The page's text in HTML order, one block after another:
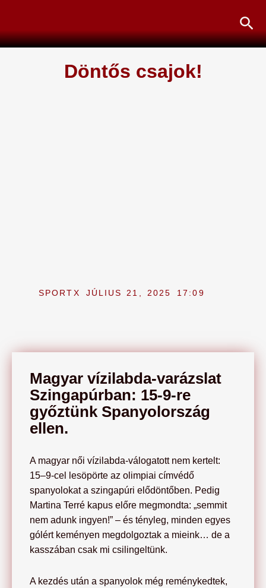
content
Döntős csajok!
SPORTX JÚLIUS 21, 2025 17:09
Magyar vízilabda-varázslat
Szingapúrban: 15-9-re
győztünk Spanyolország
ellen.
A magyar női vízilabda-válogatott nem kertelt:
15–9-cel lesöpörte az olimpiai címvédő
spanyolokat a szingapúri elődöntőben. Pedig
Martina Terré kapus előre megmondta: „semmit
nem adunk ingyen!” – és tényleg, minden egyes
gólért keményen megdolgoztak a mieink… de a
kasszában csak mi csilingeltünk.
A kezdés után a spanyolok még reménykedtek,